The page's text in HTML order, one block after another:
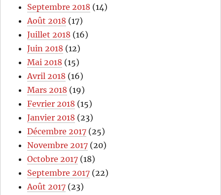
Septembre 2018 (14)
Août 2018 (17)
Juillet 2018 (16)
Juin 2018 (12)
Mai 2018 (15)
Avril 2018 (16)
Mars 2018 (19)
Fevrier 2018 (15)
Janvier 2018 (23)
Décembre 2017 (25)
Novembre 2017 (20)
Octobre 2017 (18)
Septembre 2017 (22)
Août 2017 (23)